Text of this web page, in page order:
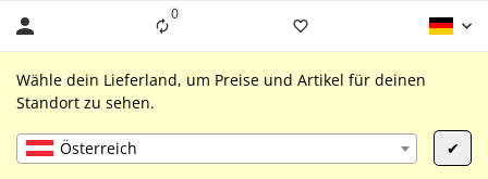
0Liste ist leer
Wähle dein Lieferland, um Preise und Artikel für deinen
Standort zu sehen.
Österreich ✔